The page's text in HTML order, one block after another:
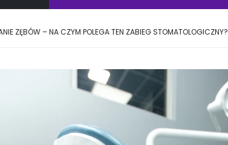
ZĘBÓW – NA CZYM POLEGA TEN ZABIEG STOMATOLOGICZNY?